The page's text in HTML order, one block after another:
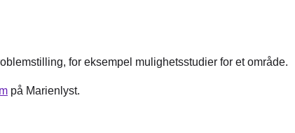
for eksempel mulighetsstudier for et område.
på Marienlyst.